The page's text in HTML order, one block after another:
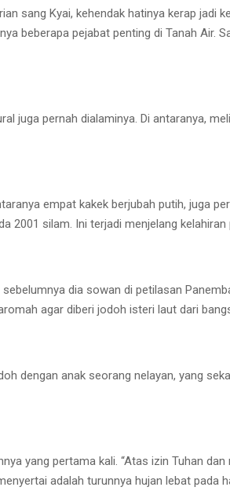
sang Kyai, kehendak hatinya kerap jadi
beberapa pejabat penting di Tanah Air.
juga pernah dialaminya. Di antaranya,
empat kakek berjubah putih, juga
2001 silam. Ini terjadi menjelang
dia sowan di petilasan
agar diberi jodoh isteri laut dari
dengan anak seorang nelayan, yang
yang pertama kali. “Atas izin Tuhan
adalah turunnya hujan lebat pada